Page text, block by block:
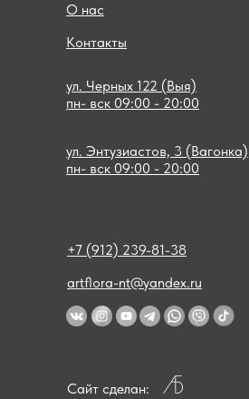
О нас
Контакты
+7 (912) 239-81-38
artflora-nt@yandex.ru
Сайт сделан:
ул. Черных 122 (Выя)
пн- вск 09:00 - 20:00
пн- вск 09:00 - 20:00
ул. Энтузиастов, 3 (Вагонка)